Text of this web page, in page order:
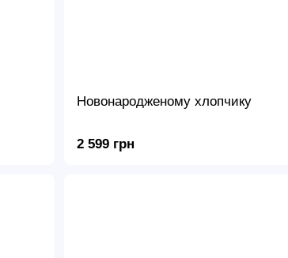
Новонародженому хлопчику
2 599 грн